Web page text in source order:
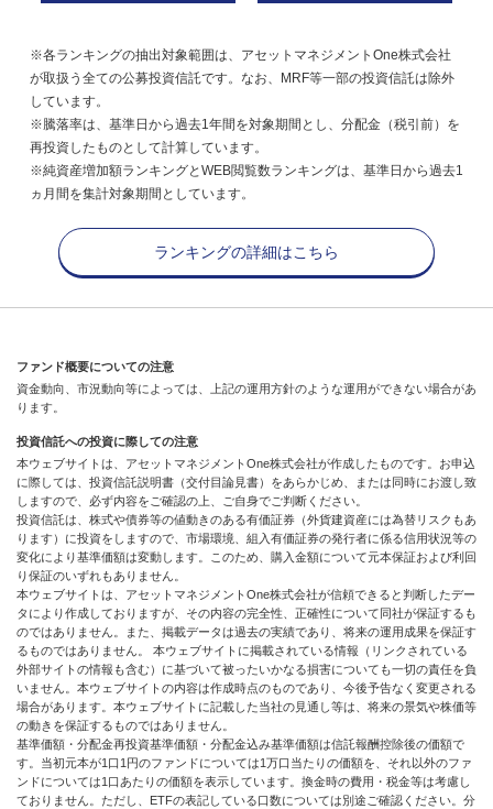
※各ランキングの抽出対象範囲は、アセットマネジメントOne株式会社
が取扱う全ての公募投資信託です。なお、MRF等一部の投資信託は除外
しています。
※騰落率は、基準日から過去1年間を対象期間とし、分配金（税引前）を
再投資したものとして計算しています。
※純資産増加額ランキングとWEB閲覧数ランキングは、基準日から過去1
ヵ月間を集計対象期間としています。
ランキングの詳細はこちら
ファンド概要についての注意
資金動向、市況動向等によっては、上記の運用方針のような運用ができない場合があ
ります。
投資信託への投資に際しての注意
本ウェブサイトは、アセットマネジメントOne株式会社が作成したものです。お申込
に際しては、投資信託説明書（交付目論見書）をあらかじめ、または同時にお渡し致
しますので、必ず内容をご確認の上、ご自身でご判断ください。
投資信託は、株式や債券等の値動きのある有価証券（外貨建資産には為替リスクもあ
ります）に投資をしますので、市場環境、組入有価証券の発行者に係る信用状況等の
変化により基準価額は変動します。このため、購入金額について元本保証および利回
り保証のいずれもありません。
本ウェブサイトは、アセットマネジメントOne株式会社が信頼できると判断したデー
タにより作成しておりますが、その内容の完全性、正確性について同社が保証するも
のではありません。また、掲載データは過去の実績であり、将来の運用成果を保証す
るものではありません。 本ウェブサイトに掲載されている情報（リンクされている
外部サイトの情報も含む）に基づいて被ったいかなる損害についても一切の責任を負
いません。本ウェブサイトの内容は作成時点のものであり、今後予告なく変更される
場合があります。本ウェブサイトに記載した当社の見通し等は、将来の景気や株価等
の動きを保証するものではありません。
基準価額・分配金再投資基準価額・分配金込み基準価額は信託報酬控除後の価額で
す。当初元本が1口1円のファンドについては1万口当たりの価額を、それ以外のファ
ンドについては1口あたりの価額を表示しています。換金時の費用・税金等は考慮し
ておりません。ただし、ETFの表記している口数については別途ご確認ください。分